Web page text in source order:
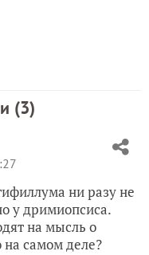
(3)
ни разу не
у дримиопсиса.
на мысль о
на самом деле?